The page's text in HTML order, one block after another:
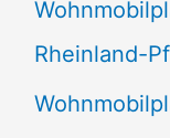
Rheinland-